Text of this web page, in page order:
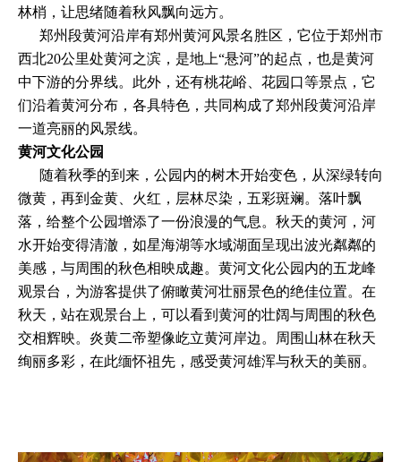
林梢，让思绪随着秋风飘向远方。
郑州段黄河沿岸有郑州黄河风景名胜区，它位于郑州市
西北20公里处黄河之滨，是地上“悬河”的起点，也是黄河
中下游的分界线。此外，还有桃花峪、花园口等景点，它
们沿着黄河分布，各具特色，共同构成了郑州段黄河沿岸
一道亮丽的风景线。
黄河文化公园
随着秋季的到来，公园内的树木开始变色，从深绿转向
微黄，再到金黄、火红，层林尽染，五彩斑斓。落叶飘
落，给整个公园增添了一份浪漫的气息。秋天的黄河，河
水开始变得清澈，如星海湖等水域湖面呈现出波光粼粼的
美感，与周围的秋色相映成趣。黄河文化公园内的五龙峰
观景台，为游客提供了俯瞰黄河壮丽景色的绝佳位置。在
秋天，站在观景台上，可以看到黄河的壮阔与周围的秋色
交相辉映。炎黄二帝塑像屹立黄河岸边。周围山林在秋天
绚丽多彩，在此缅怀祖先，感受黄河雄浑与秋天的美丽。